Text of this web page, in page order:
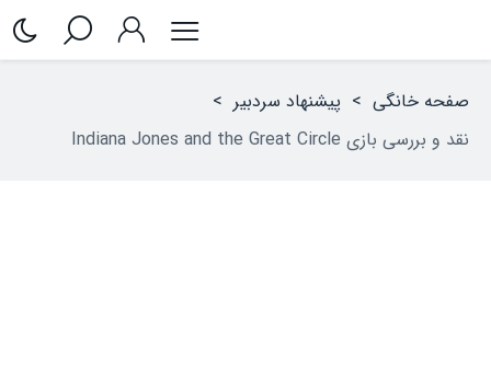
صفحه خانگی > پیشنهاد سردبیر >
نقد و بررسی بازی Indiana Jones and the Great Circle